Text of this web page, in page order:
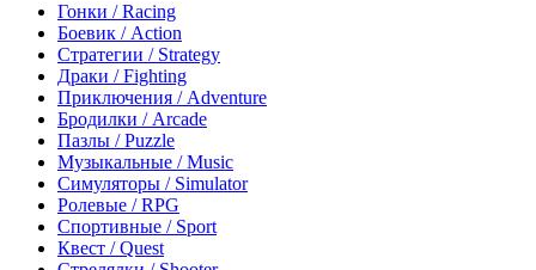
Гонки / Racing
Боевик / Action
Стратегии / Strategy
Драки / Fighting
Приключения / Adventure
Бродилки / Arcade
Пазлы / Puzzle
Музыкальные / Music
Симуляторы / Simulator
Ролевые / RPG
Спортивные / Sport
Квест / Quest